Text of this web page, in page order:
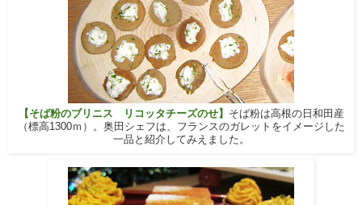
【そば粉のブリニス リコッタチーズのせ】
そば粉は高根の日和田産
（標高1300ｍ）。奥田シェフは、フランスのガレットをイメージした
一品と紹介してみえました。